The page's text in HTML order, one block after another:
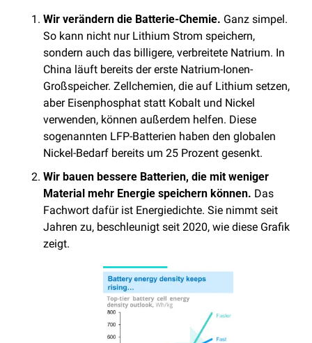
Wir verändern die Batterie-Chemie. Ganz simpel.
So kann nicht nur Lithium Strom speichern,
sondern auch das billigere, verbreitete Natrium. In
China läuft bereits der erste Natrium-Ionen-
Großspeicher. Zellchemien, die auf Lithium setzen,
aber Eisenphosphat statt Kobalt und Nickel
verwenden, können außerdem helfen. Diese
sogenannten LFP-Batterien haben den globalen
Nickel-Bedarf bereits um 25 Prozent gesenkt.
Wir bauen bessere Batterien, die mit weniger
Material mehr Energie speichern können. Das
Fachwort dafür ist Energiedichte. Sie nimmt seit
Jahren zu, beschleunigt seit 2020, wie diese Grafik
zeigt.